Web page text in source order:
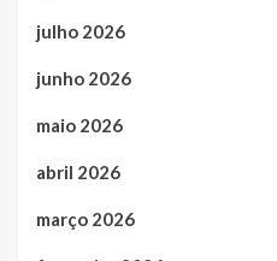
julho 2026
junho 2026
maio 2026
abril 2026
março 2026